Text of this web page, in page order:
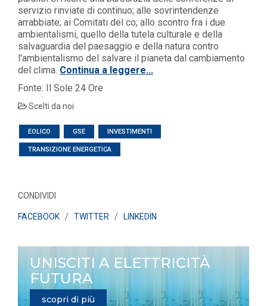
servizio rinviate di continuo; alle sovrintendenze
arrabbiate; ai Comitati del co; allo scontro fra i due
ambientalismi, quello della tutela culturale e della
salvaguardia del paesaggio e della natura contro
l'ambientalismo del salvare il pianeta dal cambiamento
del clima. Continua a leggere...
Fonte: Il Sole 24 Ore
Scelti da noi
EOLICO GSE INVESTIMENTI
TRANSIZIONE ENERGETICA
CONDIVIDI
FACEBOOK/ TWITTER / LINKEDIN
UNISCITI A ELETTRICITÀ
FUTURA
scopri di più